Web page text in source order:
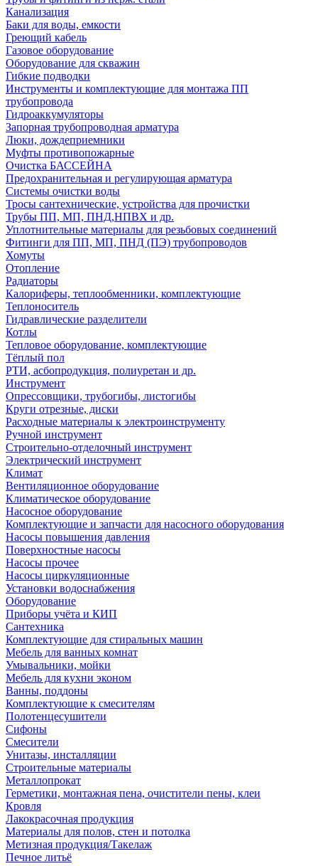
Канализация
Баки для воды, емкости
Греющий кабель
Газовое оборудование
Оборудование для скважин
Гибкие подводки
Инструменты и комплектующие для монтажа ПП
трубопровода
Гидроаккумуляторы
Запорная трубопроводная арматура
Люки, дождеприемники
Муфты противопожарные
Очистка БАССЕЙНА
Предохранительная и регулирующая арматура
Системы очистки воды
Тросы сантехнические, устройства для прочистки
Трубы ПП, МП, ПНД,НПВХ и др.
Уплотнительные материалы для резьбовых соединений
Фитинги для ПП, МП, ПНД (ПЭ) трубопроводов
Хомуты
Отопление
Радиаторы
Калориферы, теплообменники, комплектующие
Теплоноситель
Гидравлические разделители
Котлы
Тепловое оборудование, комплектующие
Тёплый пол
РТИ, асбопродукция, полиуретан и др.
Инструмент
Опрессовщики, трубогибы, листогибы
Круги отрезные, диски
Расходные материалы к электроинструменту
Ручной инструмент
Строительно-отделочный инструмент
Электрический инструмент
Климат
Вентиляционное оборудование
Климатическое оборудование
Насосное оборудование
Комплектующие и запчасти для насосного оборудования
Насосы повышения давления
Поверхностные насосы
Насосы прочее
Насосы циркуляционные
Установки водоснабжения
Оборудование
Приборы учёта и КИП
Сантехника
Комплектующие для стиральных машин
Мебель для ванных комнат
Умывальники, мойки
Мебель для кухни эконом
Ванны, поддоны
Комплектующие к смесителям
Полотенцесушители
Сифоны
Смесители
Унитазы, инсталляции
Строительные материалы
Металлопрокат
Герметики, монтажная пена, очистители пены, клеи
Кровля
Лакокрасочная продукция
Материалы для полов, стен и потолка
Метизная продукция/Такелаж
Печное литьё